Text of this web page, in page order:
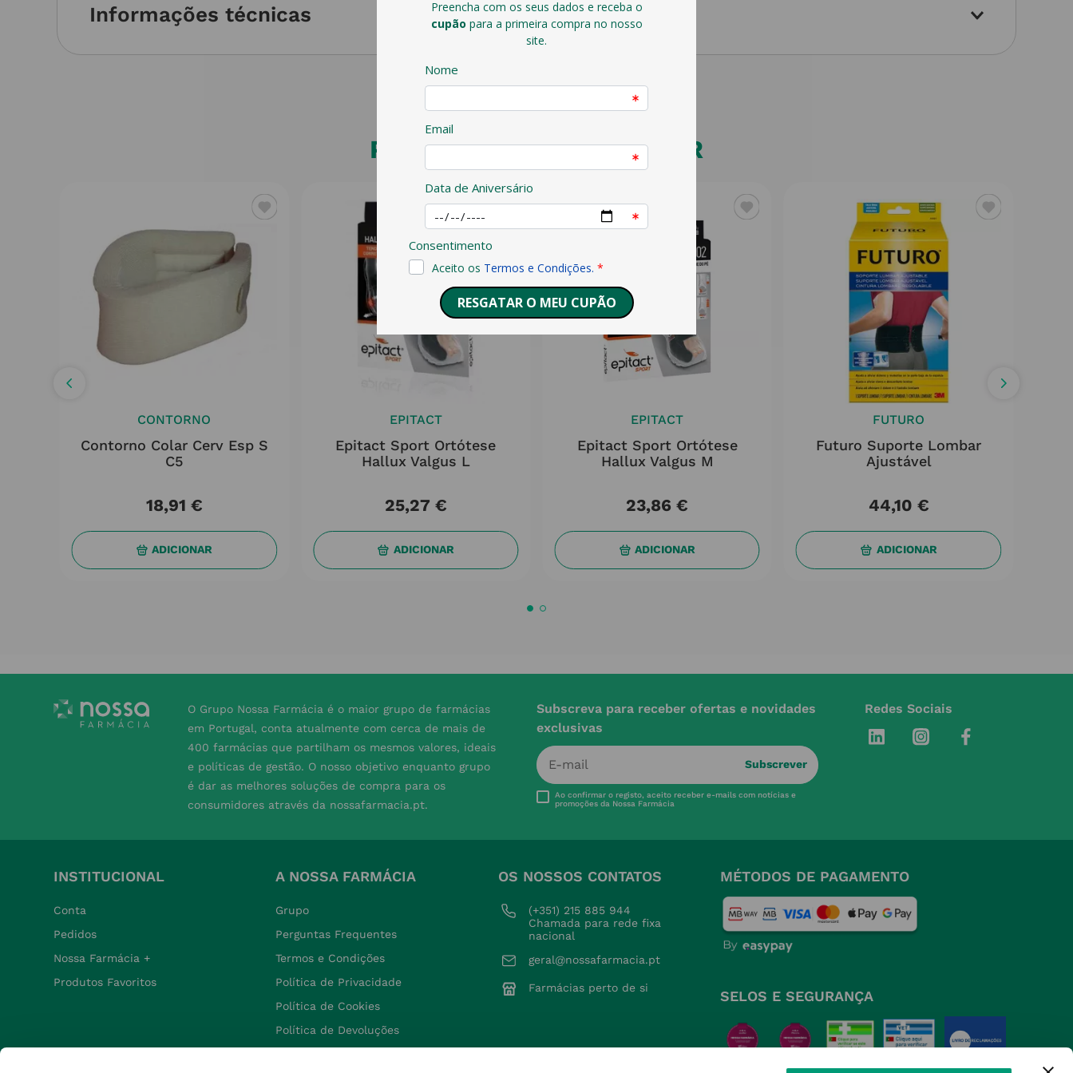
Informações técnicas
PODERÁ TAMBÉM GOSTAR
CONTORNO
Contorno Colar Cerv Esp S
C5
18,91 €
ADICIONAR
EPITACT
Epitact Sport Ortótese
Hallux Valgus L
25,27 €
ADICIONAR
EPITACT
Epitact Sport Ortótese
Hallux Valgus M
23,86 €
ADICIONAR
FUTURO
Futuro Suporte Lombar
Ajustável
44,10 €
ADICIONAR
O Grupo Nossa Farmácia é o maior grupo de farmácias
em Portugal, conta atualmente com cerca de mais de
400 farmácias que partilham os mesmos valores, ideais
e políticas de gestão. O nosso objetivo enquanto grupo
é dar as melhores soluções de compra para os
consumidores através da nossafarmacia.pt.
Subscreva para receber ofertas e novidades
exclusivas
Subscrever
Ao confirmar o registo, aceito receber e-mails com notícias e
promoções da Nossa Farmácia
Redes Sociais
INSTITUCIONAL
Conta
Pedidos
Nossa Farmácia +
Produtos Favoritos
A NOSSA FARMÁCIA
Grupo
Perguntas Frequentes
Termos e Condições
Política de Privacidade
Política de Cookies
Política de Devoluções
OS NOSSOS CONTATOS
(+351) 215 885 944
Chamada para rede fixa
nacional
geral@nossafarmacia.pt
Farmácias perto de si
MÉTODOS DE PAGAMENTO
SELOS E SEGURANÇA